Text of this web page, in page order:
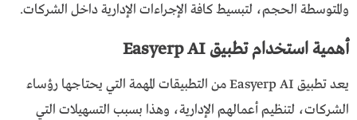
والمتوسطة الحجم، لتبسيط كافة الإجراءات الإدارية داخل الشركات.
أهمية استخدام تطبيق Easyerp AI
يعد تطبيق Easyerp AI من التطبيقات المهمة التي يحتاجها رؤساء
الشركات، لتنظيم أعمالهم الإدارية، وهذا بسبب التسهيلات التي